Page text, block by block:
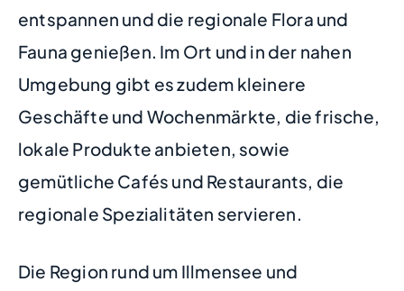
entspannen und die regionale Flora und
Fauna genießen. Im Ort und in der nahen
Umgebung gibt es zudem kleinere
Geschäfte und Wochenmärkte, die frische,
lokale Produkte anbieten, sowie
gemütliche Cafés und Restaurants, die
regionale Spezialitäten servieren.
Die Region rund um Illmensee und